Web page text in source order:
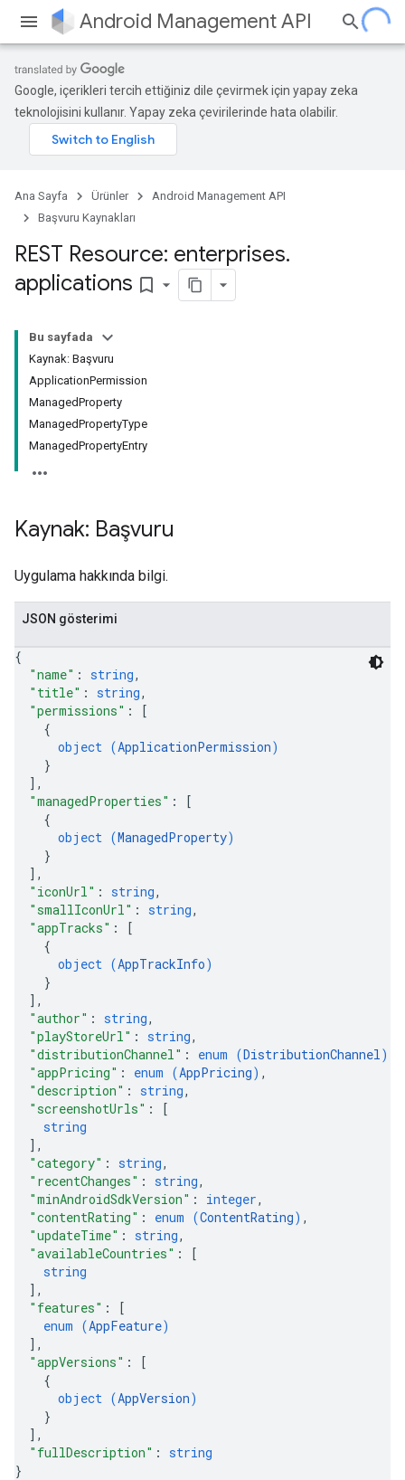
Android Management API
Google, içerikleri tercih ettiğiniz dile çevirmek için yapay zeka
teknolojisini kullanır. Yapay zeka çevirilerinde hata olabilir.
Ana Sayfa Ürünler
Android Management API
Başvuru Kaynakları
REST Resource: enterprises.
applications bookmark_border
Bu sayfada
Kaynak: Başvuru
ApplicationPermission
ManagedProperty
ManagedPropertyType
ManagedPropertyEntry
Kaynak: Başvuru
Uygulama hakkında bilgi.
JSON gösterimi
{
"name" : string,
"title" : string,
"permissions" :
[
{
object (ApplicationPermission)
}
] ,
"managedProperties" :
[
{
object (ManagedProperty)
}
] ,
"iconUrl" : string,
"smallIconUrl" : string,
"appTracks" :
[
{
object (AppTrackInfo)
}
] ,
"author" : string,
"playStoreUrl" : string,
"distributionChannel" : enum (DistributionChannel)
"appPricing" : enum (AppPricing) ,
"description" : string,
"screenshotUrls" :
[
string
] ,
"category" : string,
"recentChanges" : string,
"minAndroidSdkVersion" : integer,
"contentRating" : enum (ContentRating) ,
"updateTime" : string,
"availableCountries" :
[
string
] ,
"features" :
[
enum (AppFeature)
] ,
"appVersions" :
[
{
object (AppVersion)
}
] ,
"fullDescription" : string
}